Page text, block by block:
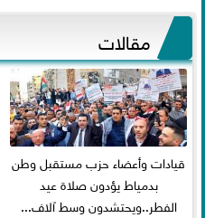
مقالات
قيادات وأعضاء حزب مستقبل وطن
بدمياط يؤدون صلاة عيد
الفطر..ويحتشدون وسط آلاف...